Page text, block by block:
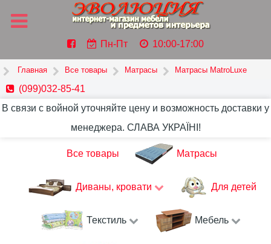
Пн-Пт 10:00-17:00
Главная Все товары Матрасы Матрасы MatroLuxe
(099)032-85-41
В связи с войной уточняйте цену и возможность доставки у
менеджера. СЛАВА УКРАЇНІ!
Все товары Матрасы
Диваны, кровати Для детей
Текстиль Мебель